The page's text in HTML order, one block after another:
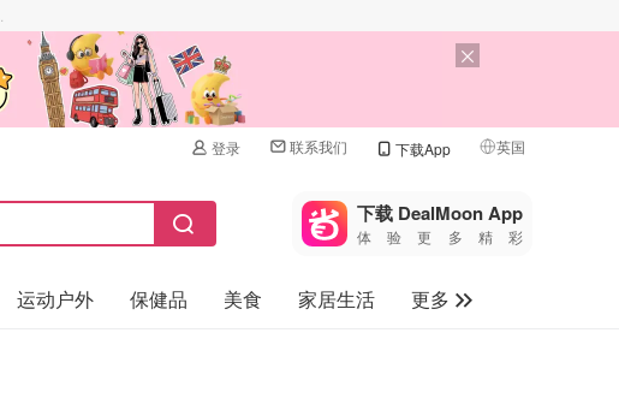
登录 联系我们 下载App 英国
🇺🇸
🇨🇳 中国
🇨🇦加拿大
下载 DealMoon App
体验更多精彩
运动户外 保健品 美食 家居生活
更多